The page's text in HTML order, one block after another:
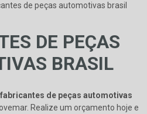
de peças automotivas brasil
DE PEÇAS
BRASIL
fabricantes de peças automotivas
Realize um orçamento hoje e